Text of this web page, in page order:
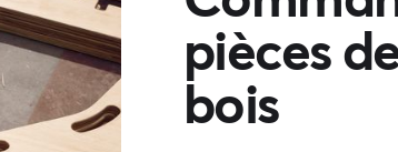
pièces
bois